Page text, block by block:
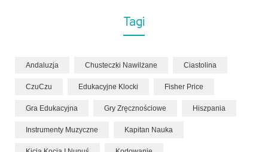
Tagi
Andaluzja Chusteczki Nawilżane Ciastolina
CzuCzu Edukacyjne Klocki Fisher Price
Gra Edukacyjna Gry Zręcznościowe Hiszpania
Instrumenty Muzyczne Kapitan Nauka